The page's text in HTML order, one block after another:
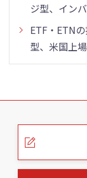
ジ型、イン
ETF・ETN
型、米国上
こ